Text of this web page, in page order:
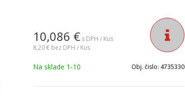
10,086 € s DPH / Kus
8,20 € bez DPH / Kus
Na sklade 1-10 Obj. čislo: 4735330